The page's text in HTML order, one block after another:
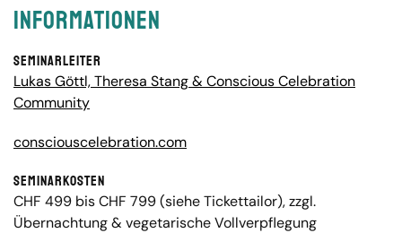
Informationen
Seminarleiter
Lukas Göttl, Theresa Stang & Conscious Celebration
Community
consciouscelebration.com
Seminarkosten
CHF 499 bis CHF 799 (siehe Tickettailor), zzgl.
Übernachtung & vegetarische Vollverpflegung